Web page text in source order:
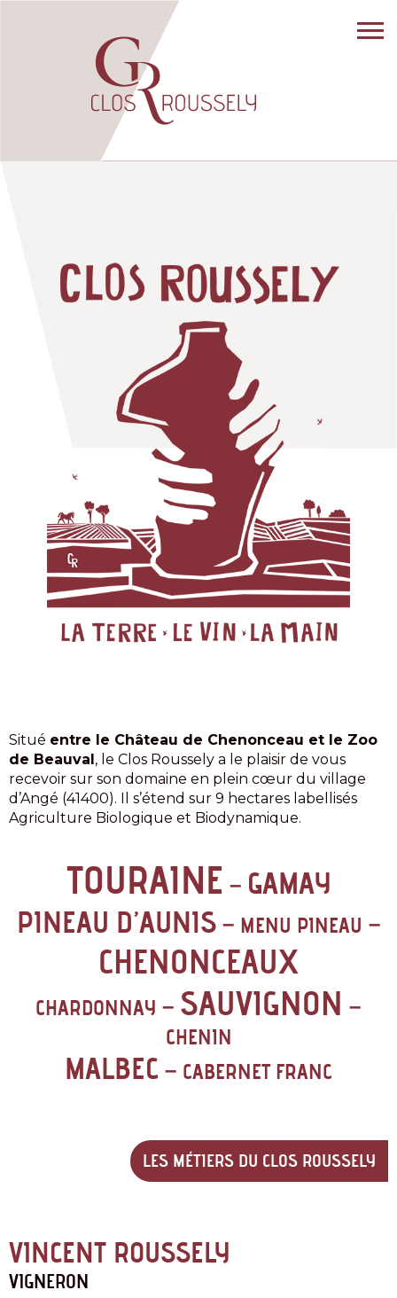
Situé entre le Château de Chenonceau et le Zoo
de Beauval , le Clos Roussely a le plaisir de vous
recevoir sur son domaine en plein cœur du village
d’Angé (41400). Il s’étend sur 9 hectares labellisés
Agriculture Biologique et Biodynamique.
TOURAINE – GAMAY
PINEAU D’AUNIS– MENU PINEAU –
CHENONCEAUX
CHARDONNAY – SAUVIGNON –
CHENIN
MALBEC – CABERNET FRANC
LES MÉTIERS DU CLOS ROUSSELY
VINCENT ROUSSELY
VIGNERON